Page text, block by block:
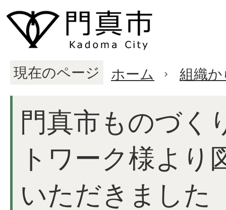
現在のページ ホーム 組織
門真市ものづく
トワーク様より
いただきました